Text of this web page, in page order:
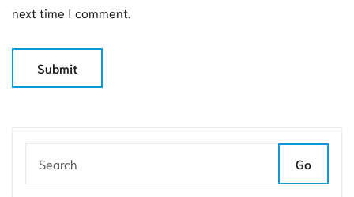
next time I comment.
Go